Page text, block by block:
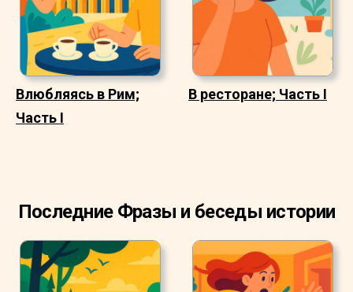
Влюбляясь в Рим;
Часть I
В ресторане; Часть I
Последние Фразы и беседы истории